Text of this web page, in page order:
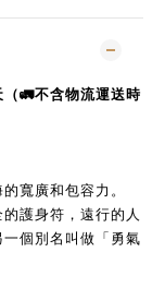
🚛不含物流運送時
寬廣和包容力。
護身符，遠行的人
個別名叫做「勇氣